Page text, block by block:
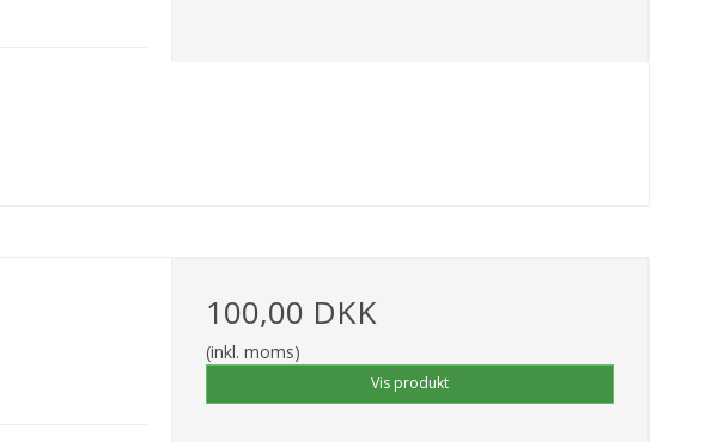
100,00 DKK
(inkl. moms)
Vis produkt